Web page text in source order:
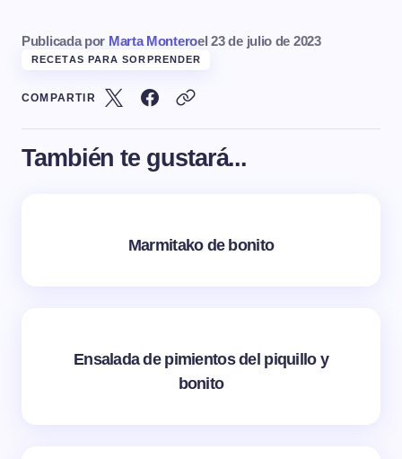
Publicada por Marta Monteroel 23 de julio de 2023
RECETAS PARA SORPRENDER
COMPARTIR
También te gustará...
Marmitako de bonito
Ensalada de pimientos del piquillo y
bonito